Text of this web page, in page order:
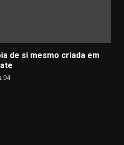
de si mesmo criada em
94